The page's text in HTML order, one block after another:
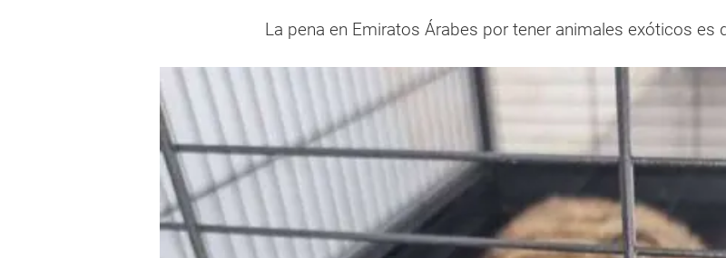
La pena en Emiratos Árabes por tener animales exóticos es